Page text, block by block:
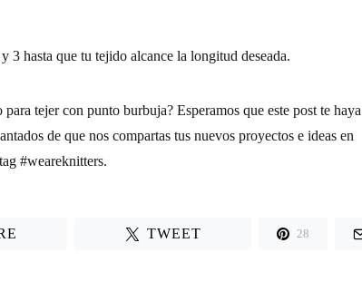
3 hasta que tu tejido alcance la longitud deseada.
tejer con punto burbuja? Esperamos que este post te haya
de que nos compartas tus nuevos proyectos e ideas en
#weareknitters.
TWEET 28